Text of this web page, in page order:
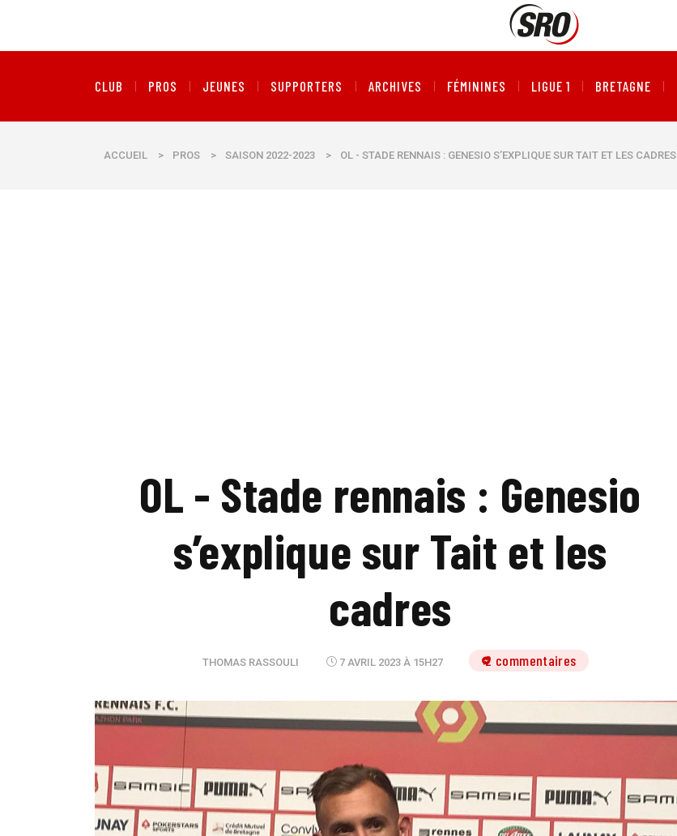
CLUB PROS JEUNES SUPPORTERS ARCHIVES FÉMININES LIGUE 1 BRETAGNE
ACCUEIL > PROS > SAISON 2022-2023 > OL - STADE RENNAIS : GENESIO S’EXPLIQUE SUR TAIT ET LES CADRES
OL - Stade rennais : Genesio
s’explique sur Tait et les
cadres
THOMAS RASSOULI 7 AVRIL 2023 À 15H27 2 commentaires